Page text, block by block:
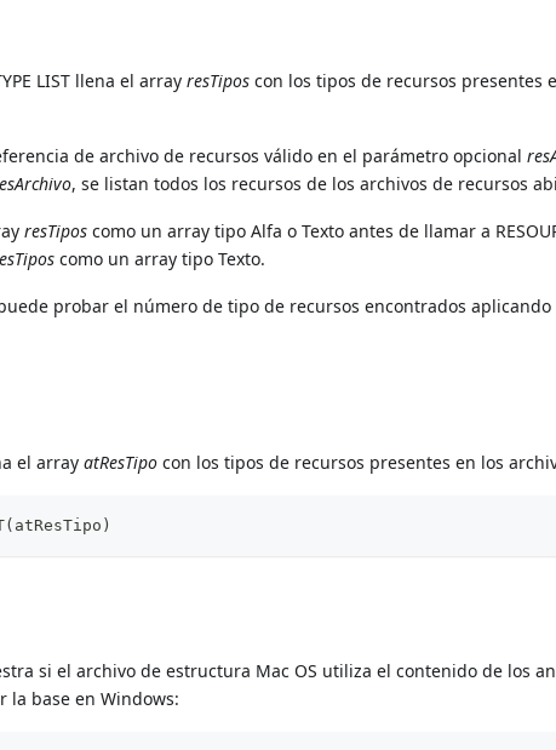
LIST llena el arrayresTipos con los tipos de recursos presentes
de archivo de recursos válido en el parámetro opcional
, se listan todos los recursos de los archivos de recursos
resTipos como un array tipo Alfa o Texto antes de llamar a
como un array tipo Texto.
probar el número de tipo de recursos encontrados
el arrayatResTipo con los tipos de recursos presentes en los
si el archivo de estructura Mac OS utiliza el contenido de los
la base en Windows: